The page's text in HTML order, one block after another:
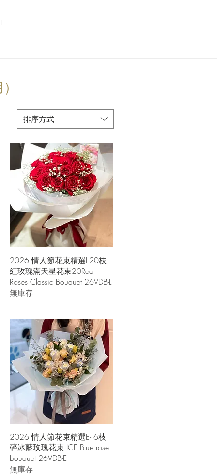
排序方式
快速瀏覽
2026 情人節花束精選L-20枝
紅玫瑰滿天星花束20Red
Roses Classic Bouquet 26VDB-L
無庫存
快速瀏覽
2026 情人節花束精選E- 6枝
碎冰藍玫瑰花束 ICE Blue rose
bouquet 26VDB-E
無庫存